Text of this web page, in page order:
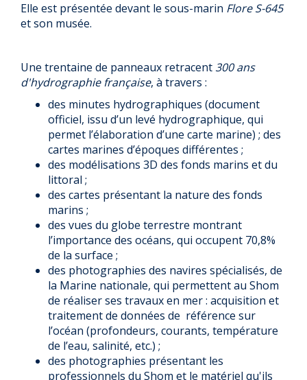
Elle est présentée devant le sous-marin Flore S-645
et son musée.
Une trentaine de panneaux retracent 300 ans
d'hydrographie française, à travers :
des minutes hydrographiques (document
officiel, issu d’un levé hydrographique, qui
permet l’élaboration d’une carte marine) ; des
cartes marines d’époques différentes ;
des modélisations 3D des fonds marins et du
littoral ;
des cartes présentant la nature des fonds
marins ;
des vues du globe terrestre montrant
l’importance des océans, qui occupent 70,8%
de la surface ;
des photographies des navires spécialisés, de
la Marine nationale, qui permettent au Shom
de réaliser ses travaux en mer : acquisition et
traitement de données de référence sur
l’océan (profondeurs, courants, température
de l’eau, salinité, etc.) ;
des photographies présentant les
professionnels du Shom et le matériel qu'ils